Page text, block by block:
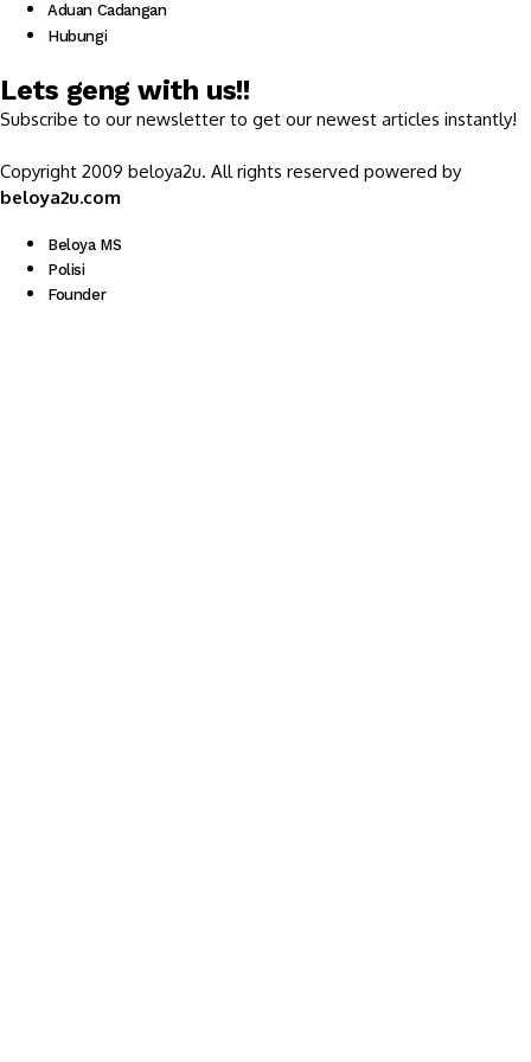
Aduan Cadangan
Hubungi
Lets geng with us!!
Subscribe to our newsletter to get our newest articles instantly!
Copyright 2009 beloya2u. All rights reserved powered by
beloya2u.com
Beloya MS
Polisi
Founder